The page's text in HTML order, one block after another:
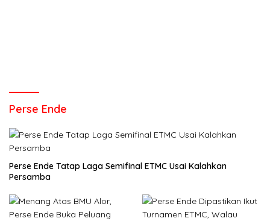
Perse Ende
Perse Ende Tatap Laga Semifinal ETMC Usai Kalahkan
Persamba